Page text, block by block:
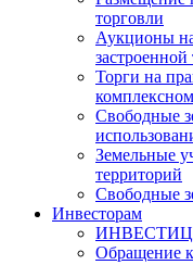
торговли
Аукционы
Торги на
Свободные
Земельные
территорий
Свободные
Инвесторам
Обращение